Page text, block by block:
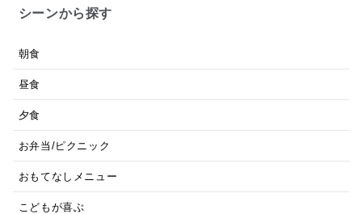
シーンから探す
朝食
昼食
夕食
お弁当/ピクニック
おもてなしメニュー
こどもが喜ぶ